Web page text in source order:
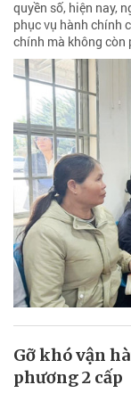
quyền số, hiện nay,
phục vụ hành chính
chính mà không
Gỡ khó vận
phương 2 cấp